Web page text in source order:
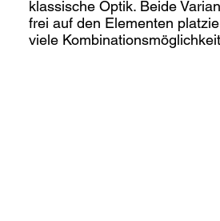
klassische Optik. Beide
frei auf den Elementen
viele